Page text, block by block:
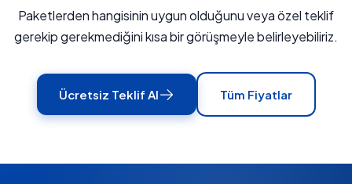
Paketlerden hangisinin uygun olduğunu veya özel teklif
gerekip gerekmediğini kısa bir görüşmeyle belirleyebiliriz.
Ücretsiz Teklif Al Tüm Fiyatlar